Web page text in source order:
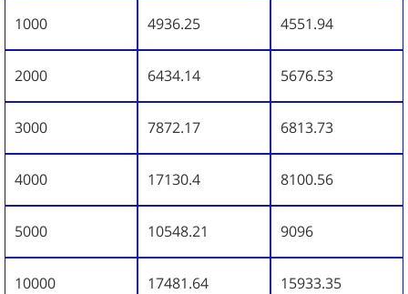
1000 4936.25 4551.94
2000 6434.14 5676.53
3000 7872.17 6813.73
4000 17130.4 8100.56
5000 10548.21 9096
10000 17481.64 15933.35